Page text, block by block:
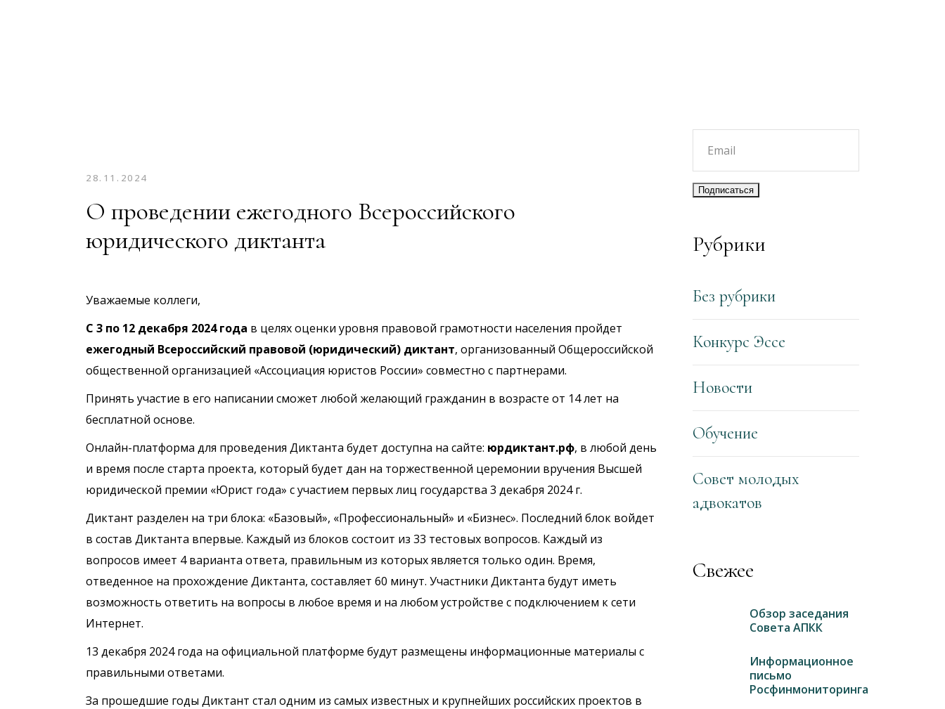
28.11.2024
О проведении ежегодного Всероссийского
юридического диктанта
Уважаемые коллеги,
С 3 по 12 декабря 2024 года в целях оценки уровня правовой грамотности населения пройдет
ежегодный Всероссийский правовой (юридический) диктант, организованный Общероссийской
общественной организацией «Ассоциация юристов России» совместно с партнерами.
Принять участие в его написании сможет любой желающий гражданин в возрасте от 14 лет на
бесплатной основе.
Онлайн-платформа для проведения Диктанта будет доступна на сайте: юрдиктант.рф, в любой день
и время после старта проекта, который будет дан на торжественной церемонии вручения Высшей
юридической премии «Юрист года» с участием первых лиц государства 3 декабря 2024 г.
Диктант разделен на три блока: «Базовый», «Профессиональный» и «Бизнес». Последний блок войдет
в состав Диктанта впервые. Каждый из блоков состоит из 33 тестовых вопросов. Каждый из
вопросов имеет 4 варианта ответа, правильным из которых является только один. Время,
отведенное на прохождение Диктанта, составляет 60 минут. Участники Диктанта будут иметь
возможность ответить на вопросы в любое время и на любом устройстве с подключением к сети
Интернет.
13 декабря 2024 года на официальной платформе будут размещены информационные материалы с
правильными ответами.
За прошедшие годы Диктант стал одним из самых известных и крупнейших российских проектов в
Рубрики
Без рубрики
Конкурс Эссе
Новости
Обучение
Совет молодых
адвокатов
Свежее
Обзор заседания
Совета АПКК
Информационное
письмо
Росфинмониторинга